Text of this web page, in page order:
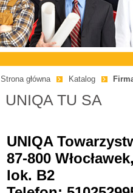
Strona główna Katalog
UNIQA TU SA
UNIQA
87-800
lok. B2